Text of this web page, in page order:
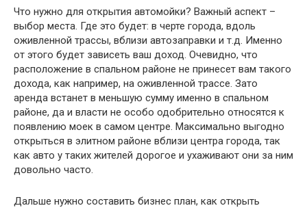
Что нужно для открытия автомойки? Важный аспект –
выбор места. Где это будет: в черте города, вдоль
оживленной трассы, вблизи автозаправки и т.д. Именно
от этого будет зависеть ваш доход. Очевидно, что
расположение в спальном районе не принесет вам такого
дохода, как например, на оживленной трассе. Зато
аренда встанет в меньшую сумму именно в спальном
районе, да и власти не особо одобрительно относятся к
появлению моек в самом центре. Максимально выгодно
открыться в элитном районе вблизи центра города, так
как авто у таких жителей дорогое и ухаживают они за ним
довольно часто.
Дальше нужно составить бизнес план, как открыть